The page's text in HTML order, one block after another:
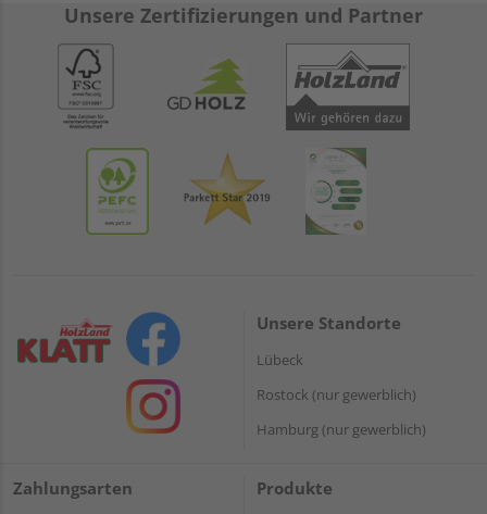
Unsere Zertifizierungen und Partner
Unsere Standorte
Lübeck
Rostock (nur gewerblich)
Hamburg (nur gewerblich)
Zahlungsarten Produkte